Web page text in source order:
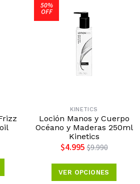
50%
OFF
KINETICS
Loción Manos y Cuerpo
Océano y Maderas 250ml
Kinetics
$4.995 $9.990
VER OPCIONES